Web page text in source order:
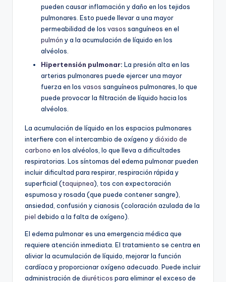
pueden causar inflamación y daño en los tejidos
pulmonares. Esto puede llevar a una mayor
permeabilidad de los vasos sanguíneos en el
pulmón y a la acumulación de líquido en los
alvéolos.
Hipertensión pulmonar: La presión alta en las
arterias pulmonares puede ejercer una mayor
fuerza en los vasos sanguíneos pulmonares, lo que
puede provocar la filtración de líquido hacia los
alvéolos.
La acumulación de líquido en los espacios pulmonares
interfiere con el intercambio de oxígeno ydióxido de
carbono en los alvéolos, lo que lleva a dificultades
respiratorias. Los síntomas del edema pulmonar pueden
incluir dificultad para respirar, respiración rápida y
superficial (taquipnea), tos con expectoración
espumosa y rosada (que puede contener sangre),
ansiedad, confusión y cianosis (coloración azulada de la
piel debido a la falta de oxígeno).
El edema pulmonar es una emergencia médica que
requiere atención inmediata. El tratamiento se centra en
aliviar la acumulación de líquido, mejorar la función
cardíaca y proporcionar oxígeno adecuado. Puede incluir
administración de diuréticos para eliminar el exceso de